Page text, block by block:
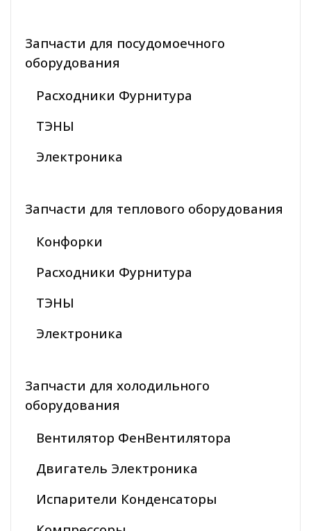
Запчасти для посудомоечного
оборудования
Расходники Фурнитура
ТЭНЫ
Электроника
Запчасти для теплового оборудования
Конфорки
Расходники Фурнитура
ТЭНЫ
Электроника
Запчасти для холодильного
оборудования
Вентилятор ФенВентилятора
Двигатель Электроника
Испарители Конденсаторы